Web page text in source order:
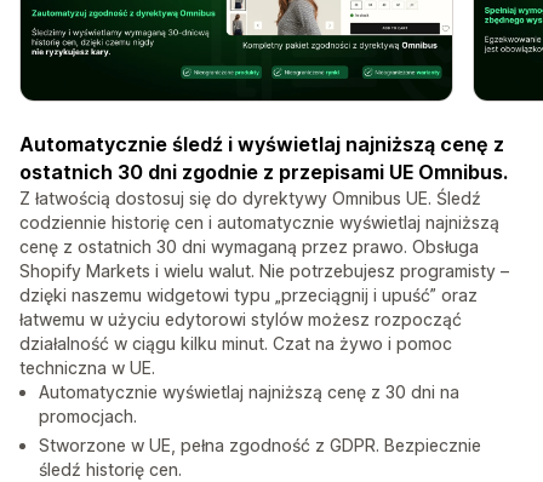
Automatycznie śledź i wyświetlaj najniższą cenę z
ostatnich 30 dni zgodnie z przepisami UE Omnibus.
Z łatwością dostosuj się do dyrektywy Omnibus UE. Śledź
codziennie historię cen i automatycznie wyświetlaj najniższą
cenę z ostatnich 30 dni wymaganą przez prawo. Obsługa
Shopify Markets i wielu walut. Nie potrzebujesz programisty –
dzięki naszemu widgetowi typu „przeciągnij i upuść” oraz
łatwemu w użyciu edytorowi stylów możesz rozpocząć
działalność w ciągu kilku minut. Czat na żywo i pomoc
techniczna w UE.
Automatycznie wyświetlaj najniższą cenę z 30 dni na
promocjach.
Stworzone w UE, pełna zgodność z GDPR. Bezpiecznie
śledź historię cen.